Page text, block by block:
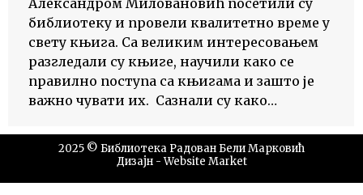
библиотеку и провели квалитетно време у
свету књига. Са великим интересовањем
разгледали су књиге, научили како се
правилно поступа са књигама и зашто је
важно чувати их. Сазнали су како…
2025 © Библиотека Радован Бели Марковић
Дизајн -Website Market